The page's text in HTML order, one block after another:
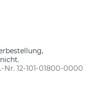
Nr. 12-101-01800-0000